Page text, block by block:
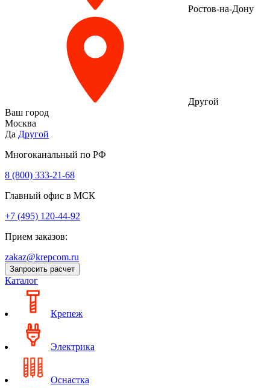
Ростов-на-Дону
Другой
Ваш город
Москва
Да Другой
Многоканальный по РФ
8 (800) 333‑21-68
Главный офис в МСК
+7 (495) 120-44-92
Прием заказов:
zakaz@krepcom.ru
Запросить расчет
Каталог
Крепеж
Электрика
Оснастка